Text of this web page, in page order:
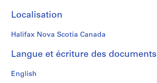
0
2
Localisation
Halifax Nova Scotia Canada
Langue et écriture des documents
English